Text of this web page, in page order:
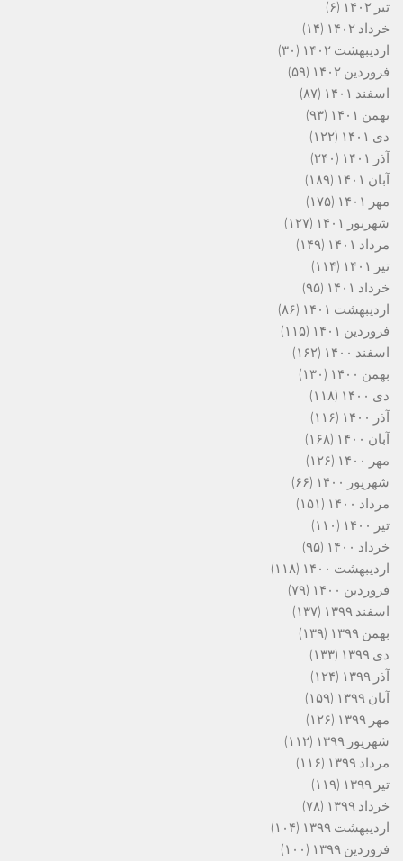
تیر ۱۴۰۲
(۶)
خرداد ۱۴۰۲
(۱۴)
اردیبهشت ۱۴۰۲
(۳۰)
فروردین ۱۴۰۲
(۵۹)
اسفند ۱۴۰۱
(۸۷)
بهمن ۱۴۰۱
(۹۳)
دی ۱۴۰۱
(۱۲۲)
آذر ۱۴۰۱
(۲۴۰)
آبان ۱۴۰۱
(۱۸۹)
مهر ۱۴۰۱
(۱۷۵)
شهریور ۱۴۰۱
(۱۲۷)
مرداد ۱۴۰۱
(۱۴۹)
تیر ۱۴۰۱
(۱۱۴)
خرداد ۱۴۰۱
(۹۵)
اردیبهشت ۱۴۰۱
(۸۶)
فروردین ۱۴۰۱
(۱۱۵)
اسفند ۱۴۰۰
(۱۶۲)
بهمن ۱۴۰۰
(۱۳۰)
دی ۱۴۰۰
(۱۱۸)
آذر ۱۴۰۰
(۱۱۶)
آبان ۱۴۰۰
(۱۶۸)
مهر ۱۴۰۰
(۱۲۶)
شهریور ۱۴۰۰
(۶۶)
مرداد ۱۴۰۰
(۱۵۱)
تیر ۱۴۰۰
(۱۱۰)
خرداد ۱۴۰۰
(۹۵)
اردیبهشت ۱۴۰۰
(۱۱۸)
فروردین ۱۴۰۰
(۷۹)
اسفند ۱۳۹۹
(۱۳۷)
بهمن ۱۳۹۹
(۱۳۹)
دی ۱۳۹۹
(۱۳۳)
آذر ۱۳۹۹
(۱۲۴)
آبان ۱۳۹۹
(۱۵۹)
مهر ۱۳۹۹
(۱۲۶)
شهریور ۱۳۹۹
(۱۱۲)
مرداد ۱۳۹۹
(۱۱۶)
تیر ۱۳۹۹
(۱۱۹)
خرداد ۱۳۹۹
(۷۸)
اردیبهشت ۱۳۹۹
(۱۰۴)
فروردین ۱۳۹۹
(۱۰۰)